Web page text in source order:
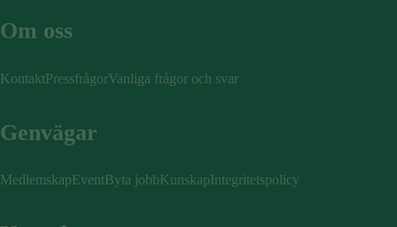
Om oss
KontaktPressfrågorVanliga frågor och svar
Genvägar
MedlemskapEventByta jobbKunskapIntegritetspolicy